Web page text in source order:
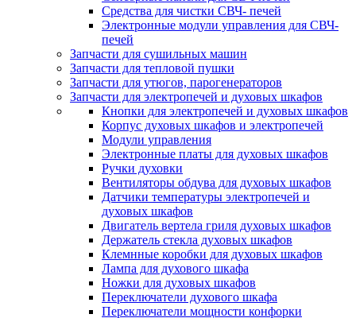
Средства для чистки СВЧ- печей
Электронные модули управления для СВЧ-
печей
Запчасти для сушильных машин
Запчасти для тепловой пушки
Запчасти для утюгов, парогенераторов
Запчасти для электропечей и духовых шкафов
Кнопки для электропечей и духовых шкафов
Корпус духовых шкафов и электропечей
Модули управления
Электронные платы для духовых шкафов
Ручки духовки
Вентиляторы обдува для духовых шкафов
Датчики температуры электропечей и
духовых шкафов
Двигатель вертела гриля духовых шкафов
Держатель стекла духовых шкафов
Клемнные коробки для духовых шкафов
Лампа для духового шкафа
Ножки для духовых шкафов
Переключатели духового шкафа
Переключатели мощности конфорки